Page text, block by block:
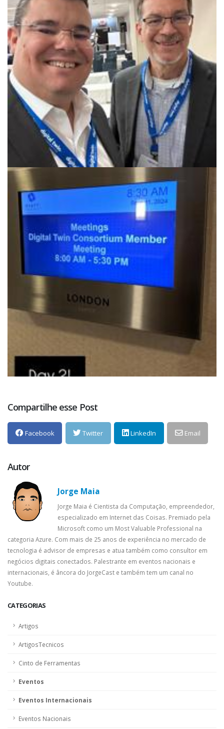
CATEGORIAS
Artigos
ArtigosTecnicos
Cinto de Ferramentas
Eventos
Eventos Internacionais
Eventos Nacionais
Compartilhe esse Post
Facebook Twitter LinkedIn Email
Autor
Jorge Maia
Jorge Maia é Cientista da Computação, empreendedor,
especializado em Internet das Coisas. Premiado pela
Microsoft como um Most Valuable Professional na
categoria Azure. Com mais de 25 anos de experiência no mercado de
tecnologia é advisor de empresas e atua também como consultor em
negócios digitais conectados. Palestrante em eventos nacionais e
internacionais, é âncora do JorgeCast e também tem um canal no
Youtube.